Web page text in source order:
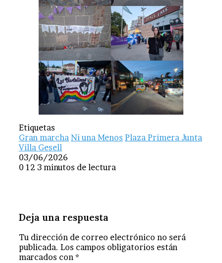
Etiquetas
Gran marcha Ni una Menos Plaza Primera Junta
Villa Gesell
03/06/2026
0 12 3 minutos de lectura
Deja una respuesta
Tu dirección de correo electrónico no será
publicada. Los campos obligatorios están
marcados con *